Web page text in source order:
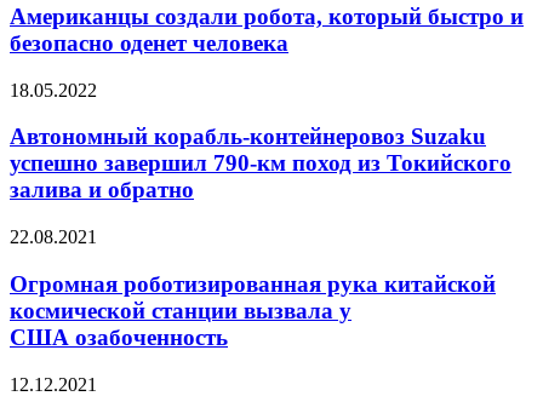
в
нужную
организма
робота,
который
быстро
безопасно
человека
Американцы создали робота, который быстро и
безопасно оденет человека
Автономный
контейнеровоз
успешно
завершил
км
из
Токийского
залива
и
18.05.2022
Автономный корабль-контейнеровоз Suzaku
успешно завершил 790-км поход из Токийского
залива и обратно
Огромная
рука
китайской
космической
станции
у
22.08.2021
Огромная роботизированная рука китайской
космической станции вызвала у
США озабоченность
Пентагон
12.12.2021